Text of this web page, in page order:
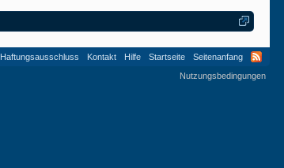
Haftungsausschluss Kontakt Hilfe Startseite
Seitenanfang
Nutzungsbedingungen